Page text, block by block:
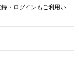
・ログインもご利用い